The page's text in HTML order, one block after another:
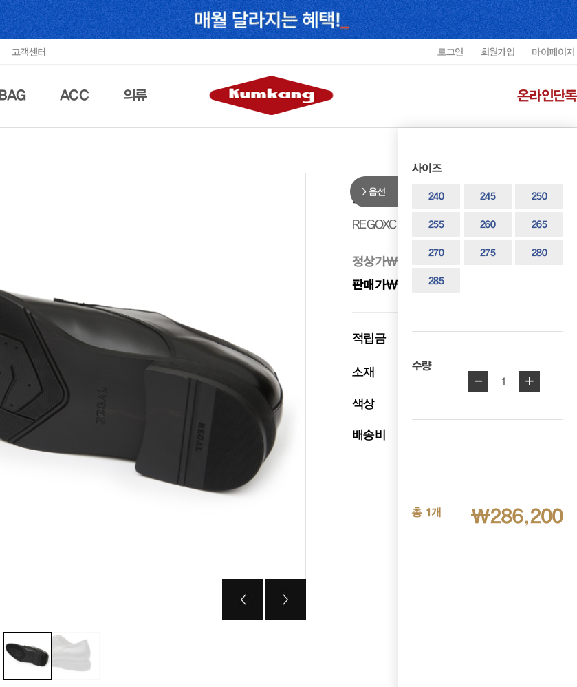
고객센터 로그인 회원가입 마이페이지
BAG ACC 의류 온라인단독
옵션
사이즈
240 245 250
255 260 265
270 275 280
285
수량
- 1 +
총 1개 ₩286,200
리갈 남성 플레인 더비
REGOXC4109F1
정상가₩ 318,000
판매가₩ 286,200
적립금
소재 천연소가죽
색상
배송비